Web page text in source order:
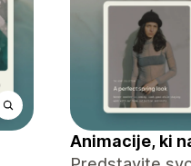
Animacije, ki